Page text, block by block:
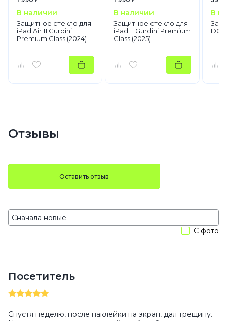
В наличии
Защитное стекло для
iPad Air 11 Gurdini
Premium Glass (2024)
В наличии
Защитное стекло для
iPad 11 Gurdini Premium
Glass (2025)
В
Отзывы
Оставить отзыв
С фото
Посетитель
Спустя неделю, после наклейки на экран, дал трещину.